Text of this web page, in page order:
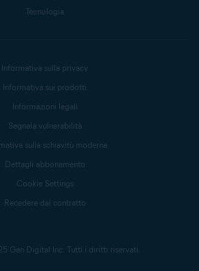
Tecnologia
Gen Digital Inc. Tutti i diritti riservati.
Informativa sulla privacy
Informativa sui prodotti
Informazioni legali
Segnala vulnerabilità
sulla schiavitù moderna
Dettagli abbonamento
Cookie Settings
Recedere dal contratto